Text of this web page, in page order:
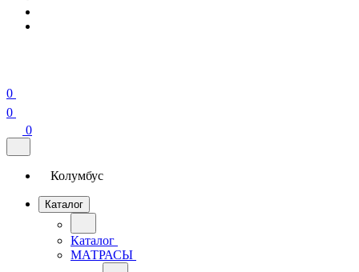
0
0
0
Колумбус
Каталог
Каталог
МАТРАСЫ